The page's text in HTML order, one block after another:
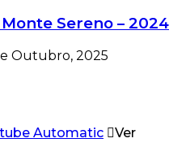
Sereno – 2024
Outubro, 2025
Ver